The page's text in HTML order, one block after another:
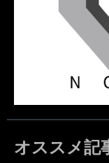
オススメ記